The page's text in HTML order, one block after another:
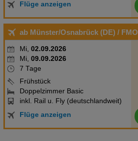
Flüge anzeigen
ab Münster/Osnabrück (DE) / FMO
Mi, 02.09.2026
Mi, 09.09.2026
7 Tage
Frühstück
Doppelzimmer Basic
inkl. Rail u. Fly (deutschlandweit)
Flüge anzeigen